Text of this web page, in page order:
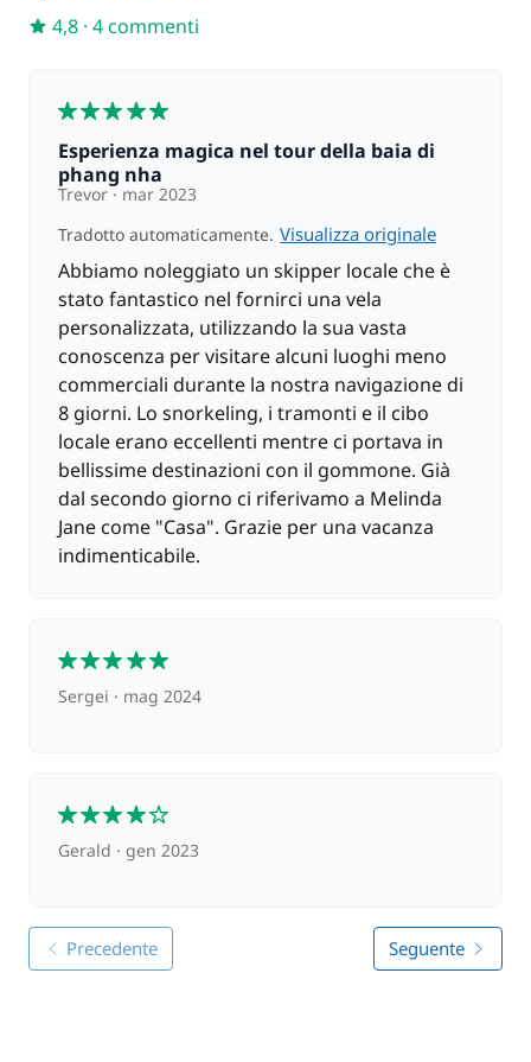
4,8 · 4 commenti
Esperienza magica nel tour della baia di
phang nha
Trevor mar 2023
Tradotto automaticamente. Visualizza originale
Abbiamo noleggiato un skipper locale che è
stato fantastico nel fornirci una vela
personalizzata, utilizzando la sua vasta
conoscenza per visitare alcuni luoghi meno
commerciali durante la nostra navigazione di
8 giorni. Lo snorkeling, i tramonti e il cibo
locale erano eccellenti mentre ci portava in
bellissime destinazioni con il gommone. Già
dal secondo giorno ci riferivamo a Melinda
Jane come "Casa". Grazie per una vacanza
indimenticabile.
Sergei mag 2024
Gerald gen 2023
Precedente Seguente